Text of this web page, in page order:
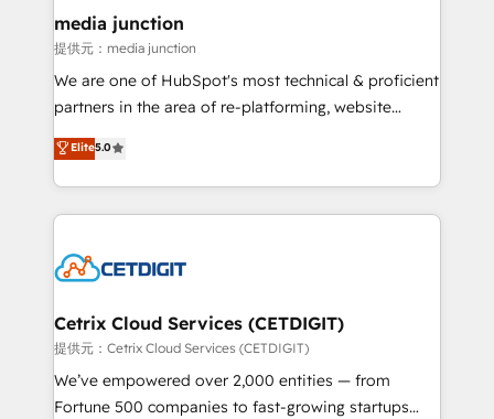
Mexico, USA, and Portugal—we've executed over a
hundred successful operations. Our approach,
rooted in RevOps principles, integrates analysis,
training, planning, and qualification. Leveraging
inbound marketing tactics, we focus on
understanding, nurturing, and converting leads.
competitive market.
media junction
提供元：media junction
We are one of HubSpot's most technical & proficient
partners in the area of re-platforming, website
design & development. We specialize in multi-hub
implementations for mid-market & enterprise
companies. We are woman-owned, powered by
coffee, and we ❤️ dogs. We produce award-winning
Impact Award 🏆2022 Technical Expertise Impact
Award 🏆2020 Elite Solutions Partner 🏆2019
Integrations HubSpot Impact Award 🏆2019
Marketing Enablement HubSpot Impact Award 🏆
2018 Website Design HubSpot Impact Award 🏆2017
Elite5.0
Cetrix Cloud Services (CETDIGIT)
提供元：Cetrix Cloud Services (CETDIGIT)
We’ve empowered over 2,000 entities — from
Fortune 500 companies to fast-growing startups